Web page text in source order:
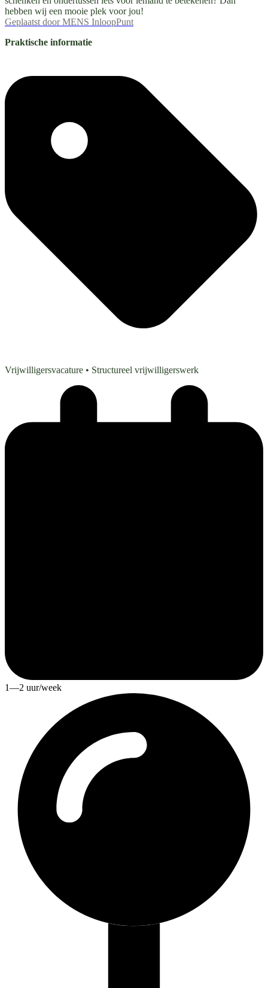
hebben wij een mooie plek voor jou!
Geplaatst door MENS InloopPunt
Praktische informatie
Vrijwilligersvacature • Structureel vrijwilligerswerk
1—2 uur/week